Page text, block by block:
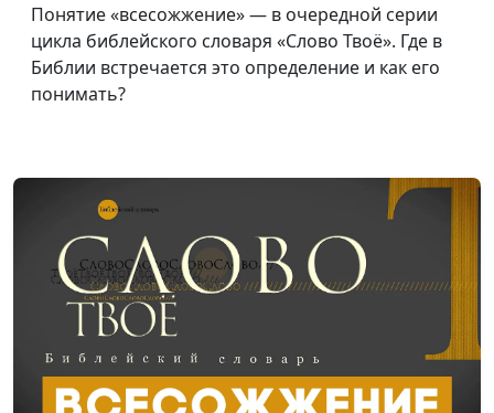
Библейский словарь: Молиться #89
Библейский словарь: Искушать #88
Библейский словарь: Первородство
Библейский словарь: Обрезание
Библейский словарь: Израиль #84
Библейский словарь: Благодать #83
Библейский словарь: Кровь #82
Библейский словарь: Пасха #81
Понятие «всесожжение» — в очередной серии
цикла библейского словаря «Слово Твоё». Где в
Библии встречается это определение и как его
понимать?